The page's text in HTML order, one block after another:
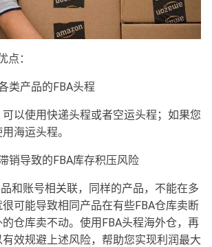
点：
类产品的FBA头程
以使用快递头程或者空运头程；如果您
海运头程。
销导致的FBA库存积压风险
和账号相关联，同样的产品，不能在多
可能导致相同产品在有些FBA仓库卖断
仓库卖不动。使用FBA头程海外仓，再
效规避上述风险，帮助您实现利润最大